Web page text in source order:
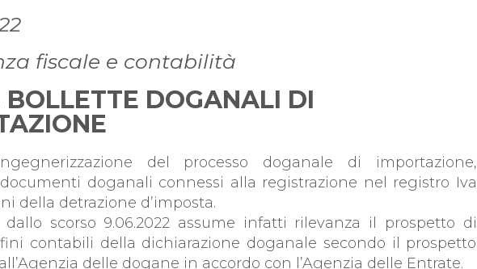
PER L'IMPRESA
fiscale e contabilità
BOLLETTE DOGANALI DI
del processo doganale di importazione,
doganali connessi alla registrazione nel registro Iva
della detrazione d’imposta.
dallo scorso 9.06.2022 assume infatti rilevanza il prospetto di
contabili della dichiarazione doganale secondo il prospetto
delle dogane in accordo con l’Agenzia delle Entrate.